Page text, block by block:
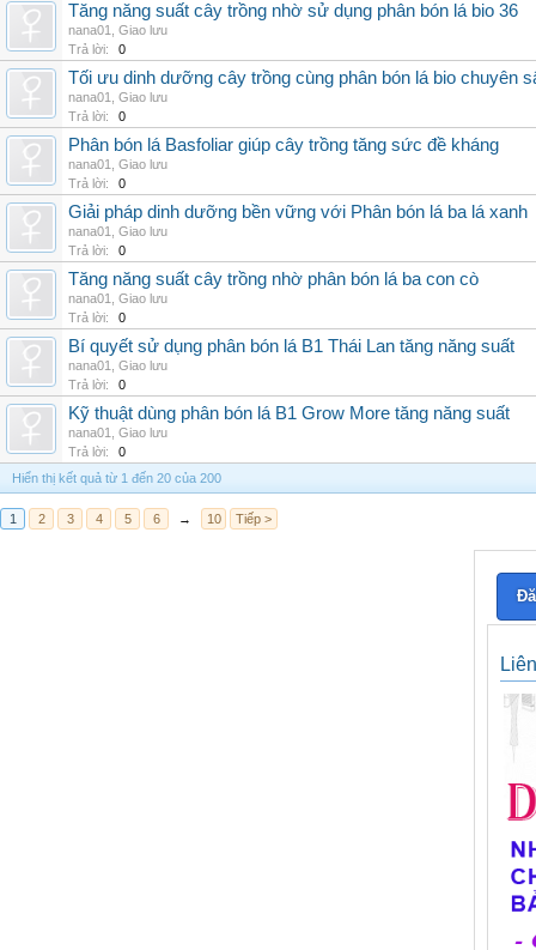
Tăng năng suất cây trồng nhờ sử dụng phân bón lá bio 36
nana01
Giao lưu
Trả lời:
0
Tối ưu dinh dưỡng cây trồng cùng phân bón lá bio chuyên
nana01
Giao lưu
Trả lời:
0
Phân bón lá Basfoliar giúp cây trồng tăng sức đề kháng
nana01
Giao lưu
Trả lời:
0
Giải pháp dinh dưỡng bền vững với Phân bón lá ba lá xanh
nana01
Giao lưu
Trả lời:
0
Tăng năng suất cây trồng nhờ phân bón lá ba con cò
nana01
Giao lưu
Trả lời:
0
Bí quyết sử dụng phân bón lá B1 Thái Lan tăng năng suất
nana01
Giao lưu
Trả lời:
0
Kỹ thuật dùng phân bón lá B1 Grow More tăng năng suất
nana01
Giao lưu
Trả lời:
0
Hiển thị kết quả từ 1 đến 20 của 200
1 2 3 4 5 6 → 10 Tiếp >